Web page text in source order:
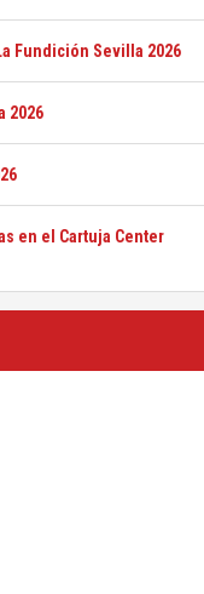
Fundición Sevilla 2026
2026
en el Cartuja Center